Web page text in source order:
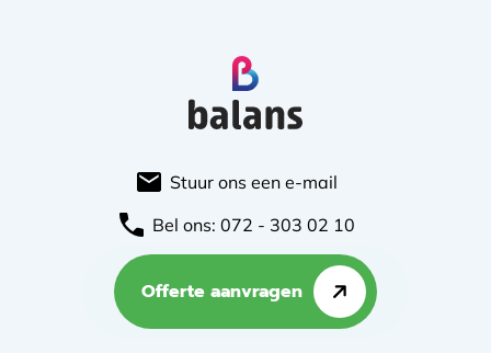
Stuur ons een e-mail
Bel ons: 072 - 303 02 10
Offerte aanvragen